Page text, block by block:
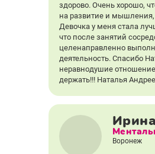
здорово. Очень хорошо,
на развитие и
Девочка у меня стала
что после занятий
целенаправленно
деятельность. Спасибо
неравнодушие отношение
держать!!! Наталья
Ирина
Воронеж